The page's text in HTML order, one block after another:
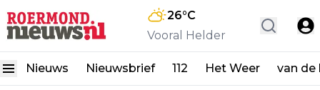
26°C
Vooral Helder
Nieuws Nieuwsbrief 112 Het Weer van de